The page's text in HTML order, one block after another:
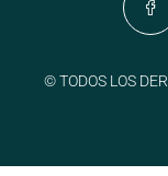
© TODOS LOS